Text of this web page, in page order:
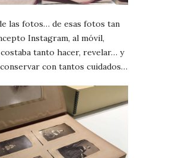
las fotos… de esas fotos tan
Instagram, al móvil,
tanto hacer, revelar… y
con tantos cuidados…